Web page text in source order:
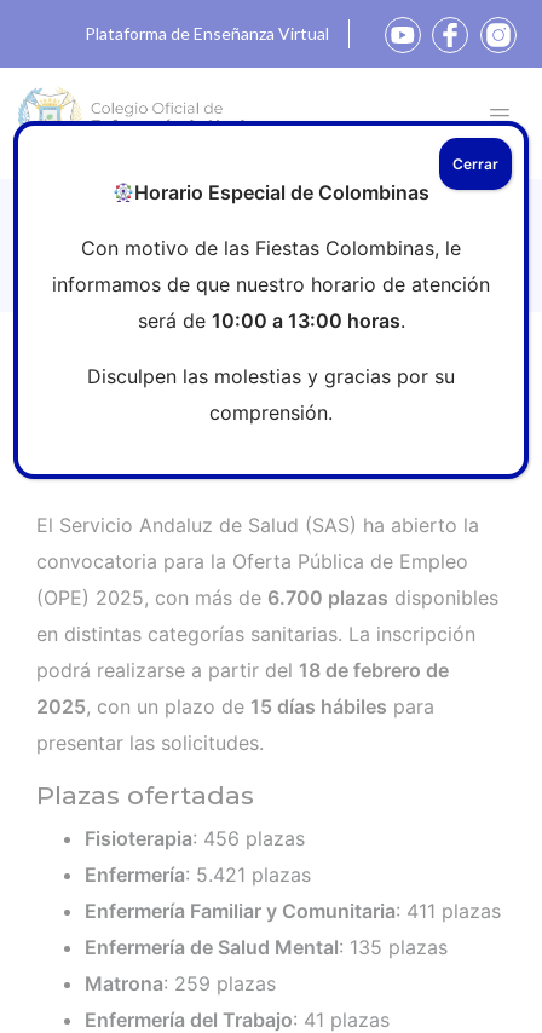
Plataforma de Enseñanza Virtual
Más de 6.700 plazas disponibles
Sala de prensa
Convocatoria SAS Andalucía
2025: Más de 6.700 plazas disponibles
El Servicio Andaluz de Salud (SAS) ha abierto la
convocatoria para la Oferta Pública de Empleo
(OPE) 2025, con más de 6.700 plazas disponibles
en distintas categorías sanitarias. La inscripción
podrá realizarse a partir del 18 de febrero de
2025, con un plazo de 15 días hábiles para
presentar las solicitudes.
Plazas ofertadas
Fisioterapia: 456 plazas
Enfermería: 5.421 plazas
Enfermería Familiar y Comunitaria: 411 plazas
Enfermería de Salud Mental: 135 plazas
Matrona: 259 plazas
Enfermería del Trabajo: 41 plazas
Horario Especial de Colombinas
Con motivo de las Fiestas Colombinas, le
informamos de que nuestro horario de atención
será de 10:00 a 13:00 horas.
Disculpen las molestias y gracias por su
comprensión.
Cerrar